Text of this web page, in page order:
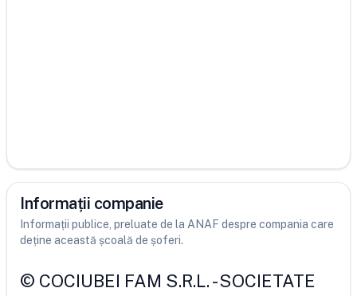
Informații companie
Informații publice, preluate de la ANAF despre compania care
deține această școală de șoferi.
© COCIUBEI FAM S.R.L.-SOCIETATE